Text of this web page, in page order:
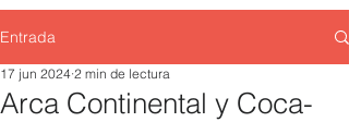
Entrada
Arca Continental y Coca-
17 jun 2024 2 min de lectura